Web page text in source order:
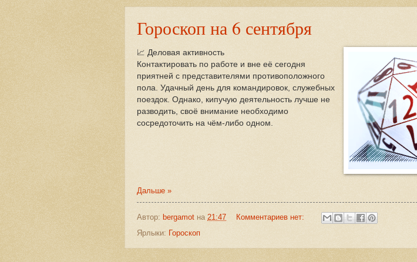
Гороскоп на 6 сентября
📈 Деловая активность
Контактировать по работе и вне её сегодня
приятней с представителями противоположного
пола. Удачный день для командировок, служебных
поездок. Однако, кипучую деятельность лучше не
разводить, своё внимание необходимо
сосредоточить на чём-либо одном.
Дальше »
Автор: bergamot на 21:47
Комментариев нет:
Ярлыки: Гороскоп